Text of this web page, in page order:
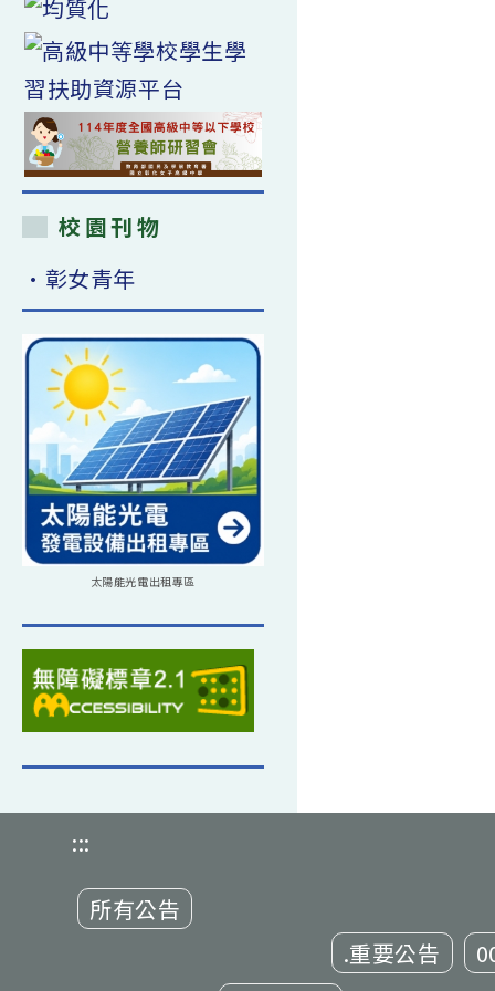
校園刊物
•彰女青年
太陽能光電出租專區
:::
所有公告
.重要公告